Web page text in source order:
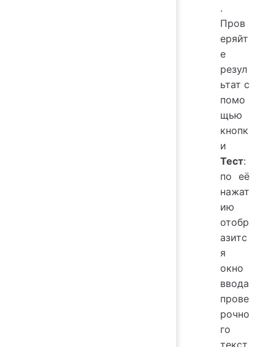
.
Пров
еряйт
е
резул
ьтат с
помо
щью
кнопк
и
Тест:
по её
нажат
ию
отобр
азитс
я
окно
ввода
прове
рочно
го